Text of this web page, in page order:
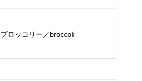
ブロッコリー／broccoli